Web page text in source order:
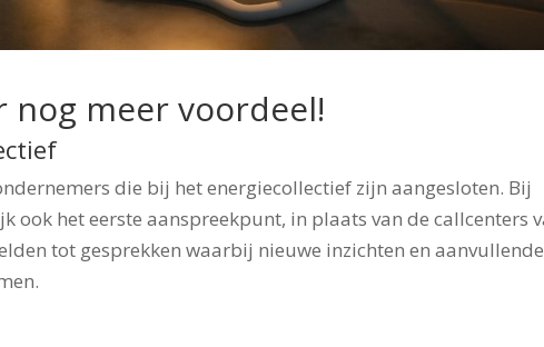
nog meer voordeel!
die bij het energiecollectief zijn aangesloten. Bij
ook het eerste aanspreekpunt, in plaats van de callcenters
tot gesprekken waarbij nieuwe inzichten en aanvullende